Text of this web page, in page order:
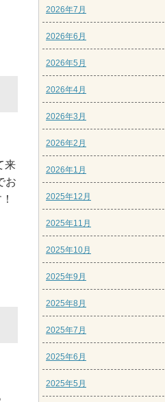
来
お
2026年7月
2026年6月
2026年5月
2026年4月
2026年3月
2026年2月
2026年1月
2025年12月
2025年11月
2025年10月
2025年9月
2025年8月
2025年7月
2025年6月
2025年5月